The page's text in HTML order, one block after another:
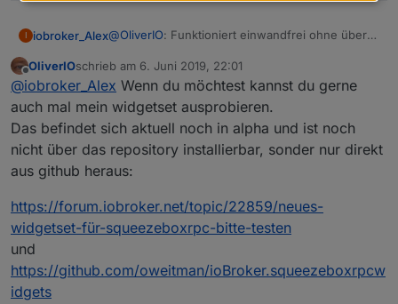
I iobroker_Alex@OliverIO: Funktioniert einwandfrei ohne über
Da du nach einer Wunschliste fragst:
Ich bin aktuell noch "Anti-Alexa" würde aber
gerne eine einseitige Kommunikation erlauben.
Beispiel: Es klingelt. => LMS-Player spielen eine
ausgewählte MP3 ab und danach wieder die
vorherige Playlist an der selben Stelle. => Das als
Feature wäre schon cool...
Dann könnte man das noch weiter denken: Der
Sayit-Adapter kann eine .mp3 erstellen. Diese
kann man per Skript auf den Media-Pfad für LMS
kopieren. Diese soll dann wiedergegeben
werden und danach wieder die vorherige
Ich denke alle die LMS nutzen könnten so von
einer Sprachausgabe profitieren.
Vielleicht hast du ja eine Idee das umzusetzen.
Offline
OliverIOschrieb am 6. Juni 2019, 22:01
zuletzt editiert von
@iobroker_Alex Wenn du möchtest kannst du gerne
auch mal mein widgetset ausprobieren.
Das befindet sich aktuell noch in alpha und ist noch
nicht über das repository installierbar, sonder nur direkt
aus github heraus:
https://forum.iobroker.net/topic/22859/neues-
widgetset-für-squeezeboxrpc-bitte-testen
und
https://github.com/oweitman/ioBroker.squeezeboxrpcw
idgets